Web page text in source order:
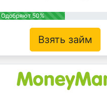
Одобряют 50%
Взять займ